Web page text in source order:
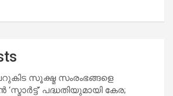
സൂക്ഷ്മ സംരംഭങ്ങളെ
പദ്ധതിയുമായി കേര;